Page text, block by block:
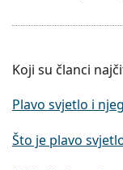
Koji su članci
Plavo svjetlo i
Što je plavo